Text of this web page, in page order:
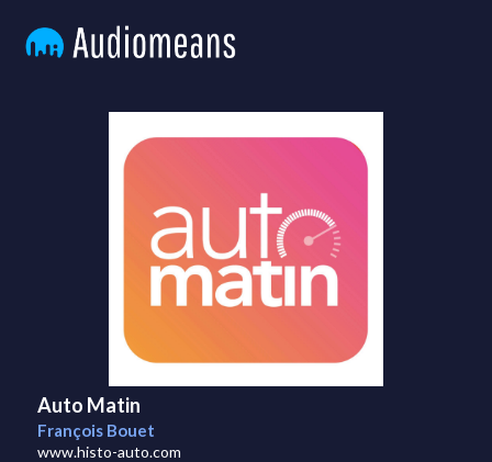
Auto Matin
François Bouet
www.histo-auto.com